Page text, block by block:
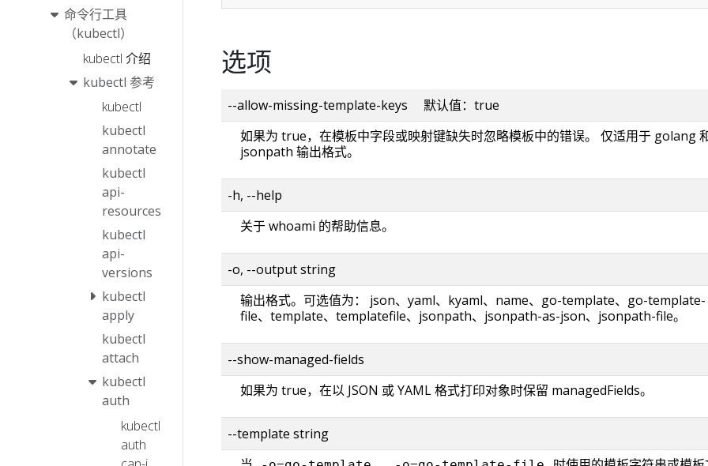
命令行工具
（kubectl）
kubectl 介绍
kubectl 参考
kubectl
kubectl
annotate
kubectl
api-
resources
kubectl
api-
versions
kubectl
apply
kubectl
attach
kubectl
auth
kubectl
auth
选项
--allow-missing-template-keys 默认值：true
如果为 true，在模板中字段或映射键缺失时忽略模板中的错误。 仅适用于 golang
jsonpath 输出格式。
-h, --help
关于 whoami 的帮助信息。
-o, --output string
输出格式。可选值为： json、yaml、kyaml、name、go-template、go-template-
file、template、templatefile、jsonpath、jsonpath-as-json、jsonpath-file。
--show-managed-fields
如果为 true，在以 JSON 或 YAML 格式打印对象时保留 managedFields。
--template string